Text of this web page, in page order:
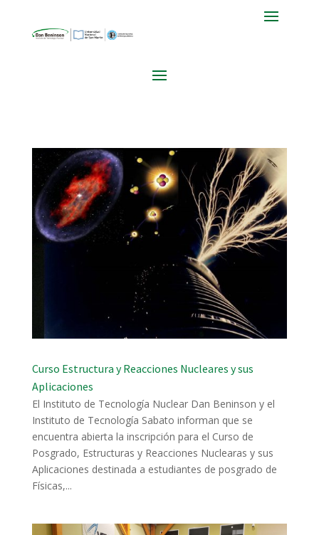
Curso Estructura y Reacciones Nucleares y sus
Aplicaciones
El Instituto de Tecnología Nuclear Dan Beninson y el
Instituto de Tecnología Sabato informan que se
encuentra abierta la inscripción para el Curso de
Posgrado, Estructuras y Reacciones Nuclearas y sus
Aplicaciones destinada a estudiantes de posgrado de
Físicas,...